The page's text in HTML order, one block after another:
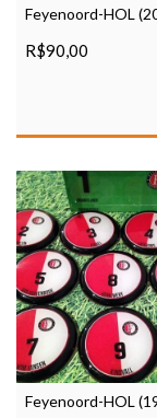
Feyenoord-HOL
R$90,00
Feyenoord-HOL